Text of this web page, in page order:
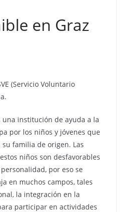
en Graz
(Servicio Voluntario
una institución de ayuda a la
por los niños y jóvenes que
familia de origen. Las
niños son desfavorables
por eso se
en muchos campos, tales
la integración en la
participar en actividades